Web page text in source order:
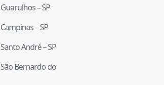
Guarulhos–SP
Campinas–SP
Santo André–SP
São Bernardo do